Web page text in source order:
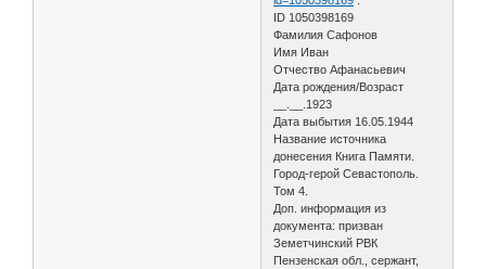
ID 1050398169
Фамилия Сафонов
Имя Иван
Отчество Афанасьевич
Дата рождения/Возраст
__.__.1923
Дата выбытия 16.05.1944
Название источника
донесения Книга Памяти.
Город-герой Севастополь.
Том 4.
Доп. информация из
документа: призван
Земетчинский РВК
Пензенская обл., сержант,